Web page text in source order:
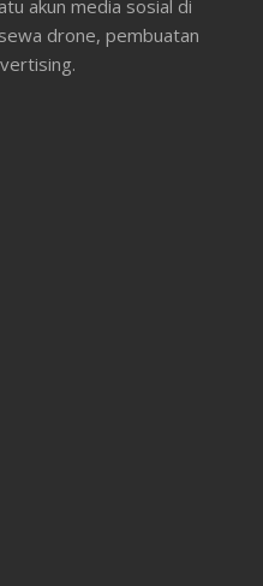
akun media sosial di
drone, pembuatan